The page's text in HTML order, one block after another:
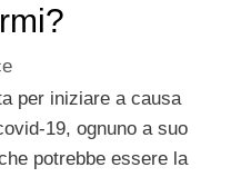
per iniziare a causa
19, ognuno a suo
potrebbe essere la